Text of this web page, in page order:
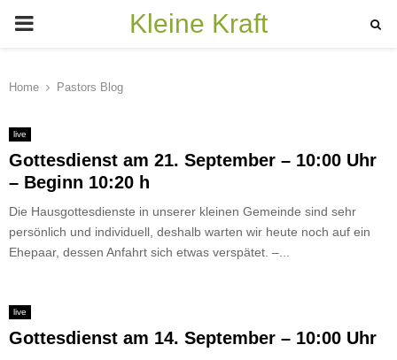
PRIMARY
Kleine Kraft
Home Pastors Blog
live
Gottesdienst am 21. September – 10:00 Uhr
– Beginn 10:20 h
Die Hausgottesdienste in unserer kleinen Gemeinde sind sehr
persönlich und individuell, deshalb warten wir heute noch auf ein
Ehepaar, dessen Anfahrt sich etwas verspätet. –...
live
Gottesdienst am 14. September – 10:00 Uhr